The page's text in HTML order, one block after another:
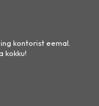
kontorist eemal.
kokku!